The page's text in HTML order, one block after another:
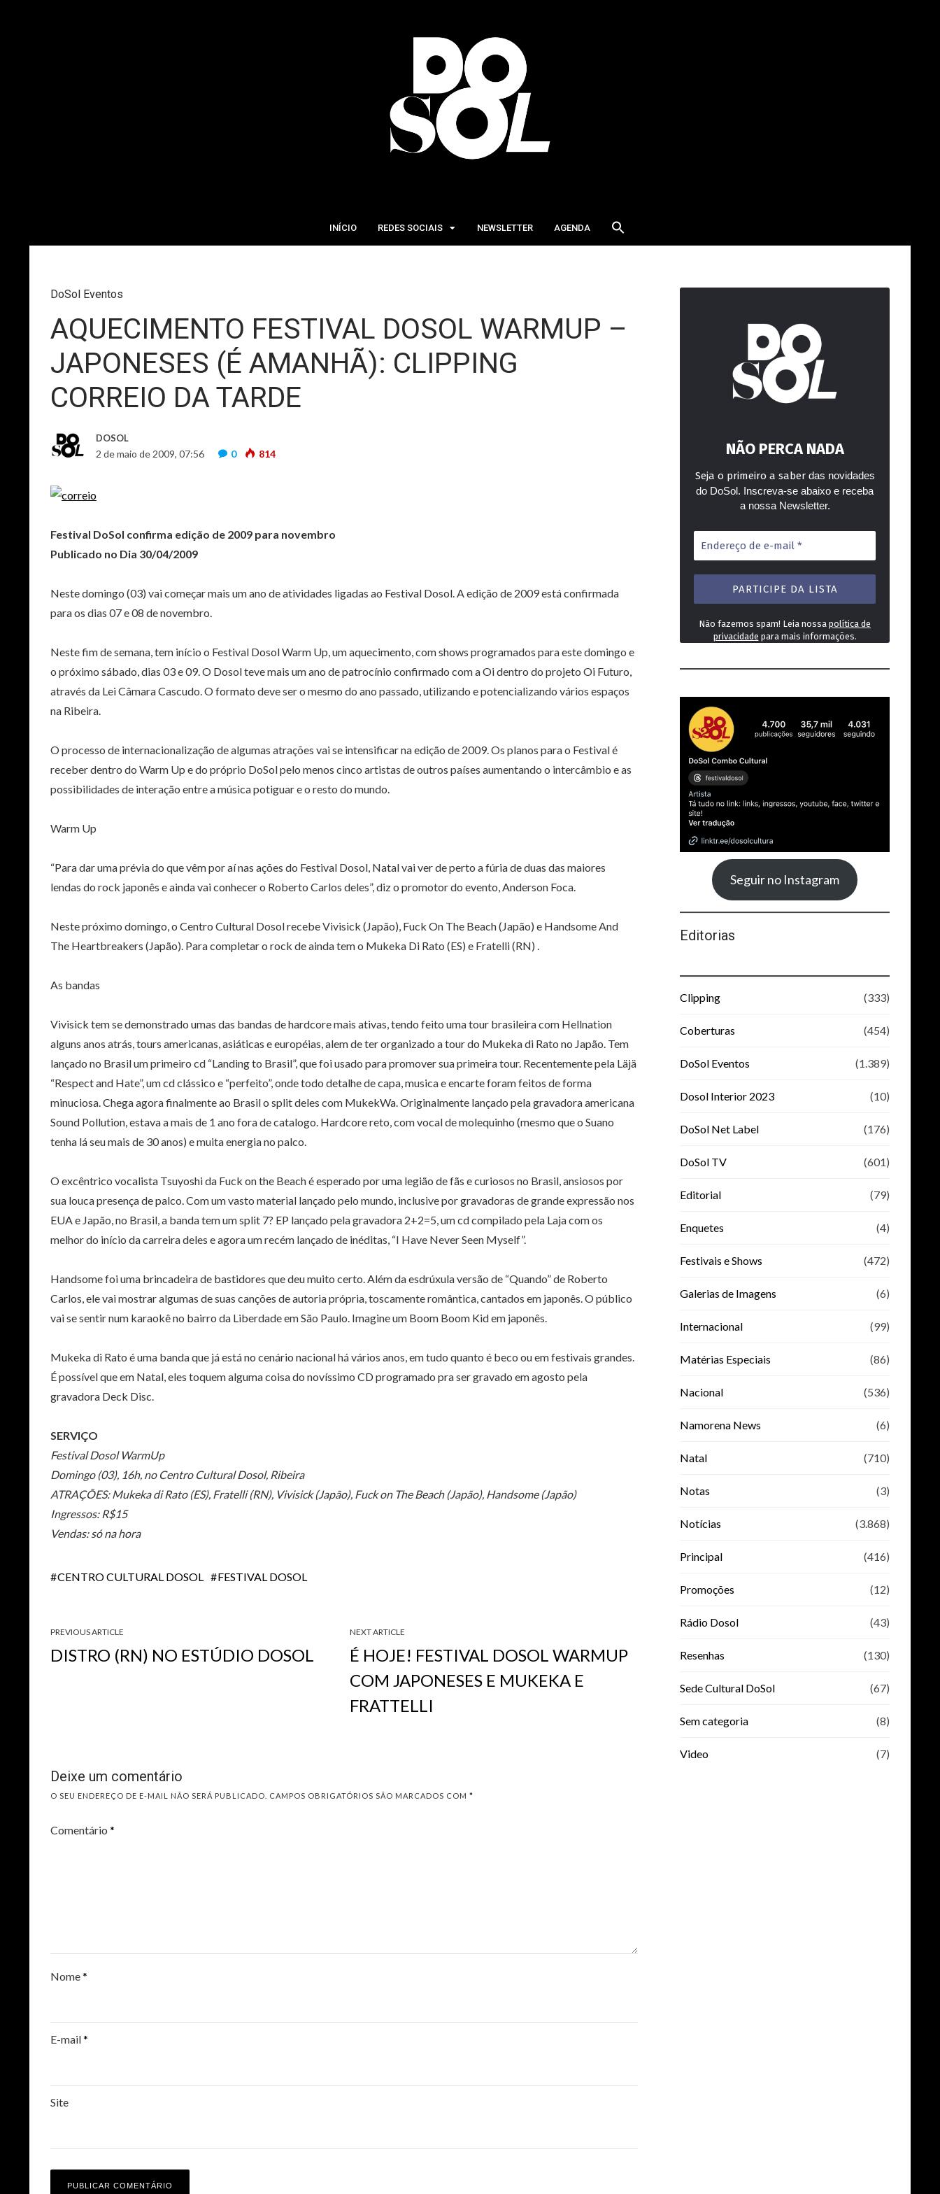
INÍCIO REDES SOCIAIS NEWSLETTER AGENDA
DoSol Eventos
AQUECIMENTO FESTIVAL DOSOL WARMUP –
JAPONESES (É AMANHÃ): CLIPPING
CORREIO DA TARDE
DOSOL
2 de maio de 2009, 07:56 0 814
Festival DoSol confirma edição de 2009 para novembro
Publicado no Dia 30/04/2009
Neste domingo (03) vai começar mais um ano de atividades ligadas ao Festival Dosol. A edição de 2009 está confirmada
para os dias 07 e 08 de novembro.
Neste fim de semana, tem início o Festival Dosol Warm Up, um aquecimento, com shows programados para este domingo e
o próximo sábado, dias 03 e 09. O Dosol teve mais um ano de patrocínio confirmado com a Oi dentro do projeto Oi Futuro,
através da Lei Câmara Cascudo. O formato deve ser o mesmo do ano passado, utilizando e potencializando vários espaços
na Ribeira.
O processo de internacionalização de algumas atrações vai se intensificar na edição de 2009. Os planos para o Festival é
receber dentro do Warm Up e do próprio DoSol pelo menos cinco artistas de outros países aumentando o intercâmbio e as
possibilidades de interação entre a música potiguar e o resto do mundo.
Warm Up
“Para dar uma prévia do que vêm por aí nas ações do Festival Dosol, Natal vai ver de perto a fúria de duas das maiores
lendas do rock japonês e ainda vai conhecer o Roberto Carlos deles”, diz o promotor do evento, Anderson Foca.
Neste próximo domingo, o Centro Cultural Dosol recebe Vivisick (Japão), Fuck On The Beach (Japão) e Handsome And
The Heartbreakers (Japão). Para completar o rock de ainda tem o Mukeka Di Rato (ES) e Fratelli (RN) .
As bandas
Vivisick tem se demonstrado umas das bandas de hardcore mais ativas, tendo feito uma tour brasileira com Hellnation
alguns anos atrás, tours americanas, asiáticas e européias, alem de ter organizado a tour do Mukeka di Rato no Japão. Tem
lançado no Brasil um primeiro cd “Landing to Brasil”, que foi usado para promover sua primeira tour. Recentemente pela Läjä
“Respect and Hate”, um cd clássico e “perfeito”, onde todo detalhe de capa, musica e encarte foram feitos de forma
minuciosa. Chega agora finalmente ao Brasil o split deles com MukekWa. Originalmente lançado pela gravadora americana
Sound Pollution, estava a mais de 1 ano fora de catalogo. Hardcore reto, com vocal de molequinho (mesmo que o Suano
tenha lá seu mais de 30 anos) e muita energia no palco.
O excêntrico vocalista Tsuyoshi da Fuck on the Beach é esperado por uma legião de fãs e curiosos no Brasil, ansiosos por
sua louca presença de palco. Com um vasto material lançado pelo mundo, inclusive por gravadoras de grande expressão nos
EUA e Japão, no Brasil, a banda tem um split 7? EP lançado pela gravadora 2+2=5, um cd compilado pela Laja com os
melhor do início da carreira deles e agora um recém lançado de inéditas, “I Have Never Seen Myself”.
Handsome foi uma brincadeira de bastidores que deu muito certo. Além da esdrúxula versão de “Quando” de Roberto
Carlos, ele vai mostrar algumas de suas canções de autoria própria, toscamente romântica, cantados em japonês. O público
vai se sentir num karaokê no bairro da Liberdade em São Paulo. Imagine um Boom Boom Kid em japonês.
Mukeka di Rato é uma banda que já está no cenário nacional há vários anos, em tudo quanto é beco ou em festivais grandes.
É possível que em Natal, eles toquem alguma coisa do novíssimo CD programado pra ser gravado em agosto pela
gravadora Deck Disc.
SERVIÇO
Festival Dosol WarmUp
Domingo (03), 16h, no Centro Cultural Dosol, Ribeira
ATRAÇÕES: Mukeka di Rato (ES), Fratelli (RN), Vivisick (Japão), Fuck on The Beach (Japão), Handsome (Japão)
Ingressos: R$15
Vendas: só na hora
CENTRO CULTURAL DOSOL FESTIVAL DOSOL
PREVIOUS ARTICLE
DISTRO (RN) NO ESTÚDIO DOSOL
NEXT ARTICLE
É HOJE! FESTIVAL DOSOL WARMUP
COM JAPONESES E MUKEKA E
FRATTELLI
Deixe um comentário
O SEU ENDEREÇO DE E-MAIL NÃO SERÁ PUBLICADO. CAMPOS OBRIGATÓRIOS SÃO MARCADOS COM *
Comentário *
Nome*
E-mail*
Site
NÃO PERCA NADA
Seja o primeiro a saberdas novidades
do DoSol. Inscreva-se abaixo e receba
a nossa Newsletter.
Endereço
de
e-
mail
Não fazemos spam! Leia nossa política de
privacidade para mais informações.
Seguir no Instagram
Editorias
Clipping (333)
Coberturas (454)
DoSol Eventos (1.389)
Dosol Interior 2023 (10)
DoSol Net Label (176)
DoSol TV (601)
Editorial (79)
Enquetes (4)
Festivais e Shows (472)
Galerias de Imagens (6)
Internacional (99)
Matérias Especiais (86)
Nacional (536)
Namorena News (6)
Natal (710)
Notas (3)
Notícias (3.868)
Principal (416)
Promoções (12)
Rádio Dosol (43)
Resenhas (130)
Sede Cultural DoSol (67)
Sem categoria (8)
Video (7)